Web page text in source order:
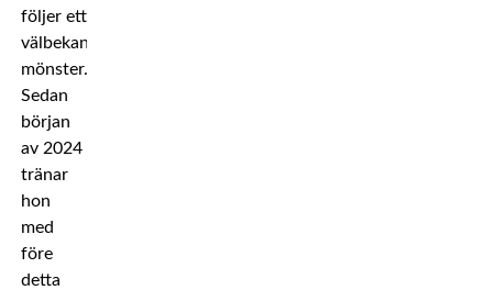
följer ett
välbekant
mönster.
Sedan
början
av 2024
tränar
hon
med
före
detta